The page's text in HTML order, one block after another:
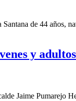
de 44 años,
y
Jaime Pumarejo